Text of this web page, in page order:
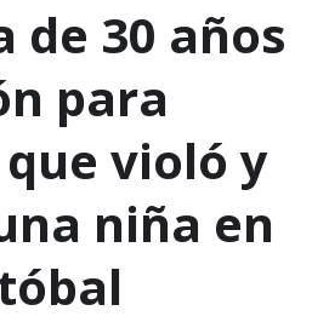
de 30 años
para
violó y
niña en